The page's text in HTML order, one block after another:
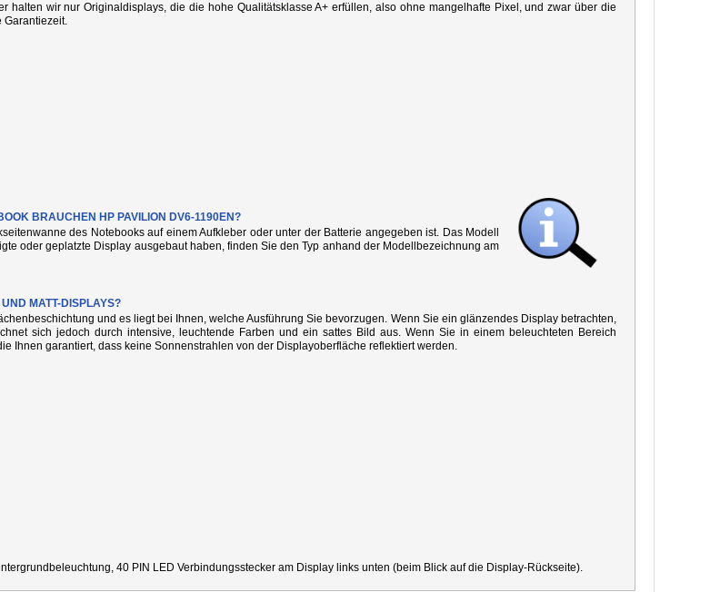
halten wir nur Originaldisplays, die die hohe Qualitätsklasse A+ erfüllen, also ohne mangelhafte Pixel, und zwar über die
Garantiezeit.
BRAUCHEN HP PAVILION DV6-1190EN?
des Notebooks auf einem Aufkleber oder unter der Batterie angegeben ist. Das Modell
oder geplatzte Display ausgebaut haben, finden Sie den Typ anhand der Modellbezeichnung am
MATT-DISPLAYS?
und es liegt bei Ihnen, welche Ausführung Sie bevorzugen. Wenn Sie ein glänzendes Display betrachten,
sich jedoch durch intensive, leuchtende Farben und ein sattes Bild aus. Wenn Sie in einem beleuchteten Bereich
Ihnen garantiert, dass keine Sonnenstrahlen von der Displayoberfläche reflektiert werden.
40 PIN LED Verbindungsstecker am Display links unten (beim Blick auf die Display-Rückseite).